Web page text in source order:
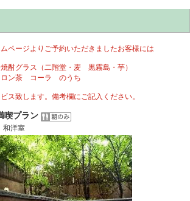
ージよりご予約いただきましたお客様には
グラス（二階堂・麦 黒霧島・芋）
ロン茶 コーラ のうち
ス致します。備考欄にご記入ください。
喫プラン
和洋室